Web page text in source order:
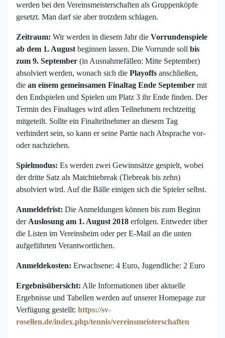
werden bei den Vereinsmeisterschaften als Gruppenköpfe
gesetzt. Man darf sie aber trotzdem schlagen.
Zeitraum: Wir werden in diesem Jahr die Vorrundenspiele
ab dem 1. August beginnen lassen. Die Vorrunde soll bis
zum 9. September (in Ausnahmefällen: Mitte September)
absolviert werden, wonach sich die Playoffs anschließen,
die an einem gemeinsamen Finaltag Ende September mit
den Endspielen und Spielen um Platz 3 ihr Ende finden. Der
Termin des Finaltages wird allen Teilnehmern rechtzeitig
mitgeteilt. Sollte ein Finalteilnehmer an diesem Tag
verhindert sein, so kann er seine Partie nach Absprache vor-
oder nachziehen.
Spielmodus: Es werden zwei Gewinnsätze gespielt, wobei
der dritte Satz als Matchtiebreak (Tiebreak bis zehn)
absolviert wird. Auf die Bälle einigen sich die Spieler selbst.
Anmeldefrist: Die Anmeldungen können bis zum Beginn
der Auslosung am 1. August 2018 erfolgen. Entweder über
die Listen im Vereinsheim oder per E-Mail an die unten
aufgeführten Verantwortlichen.
Anmeldekosten: Erwachsene: 4 Euro, Jugendliche: 2 Euro
Ergebnisübersicht: Alle Informationen über aktuelle
Ergebnisse und Tabellen werden auf unserer Homepage zur
Verfügung gestellt: https://sv-
rosellen.de/index.php/tennis/vereinsmeisterschaften